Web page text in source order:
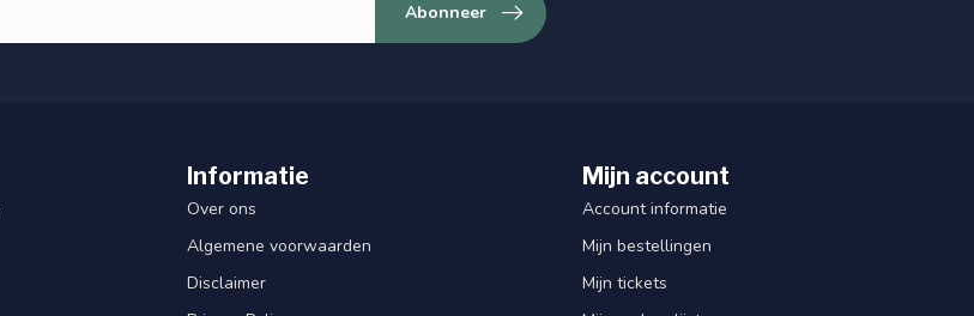
Abonneer
Informatie
Over ons
Algemene voorwaarden
Disclaimer
Mijn account
Account informatie
Mijn bestellingen
Mijn tickets